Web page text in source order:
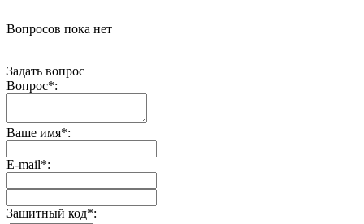
Вопросов пока нет
Задать вопрос
Вопрос*:
Ваше имя*:
E-mail*:
Защитный код*: